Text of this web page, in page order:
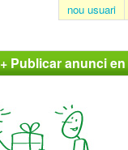
nou usuari
+ Publicar anunci